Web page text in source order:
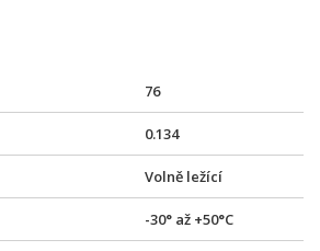
76
0.134
Volně ležící
-30° až +50°C